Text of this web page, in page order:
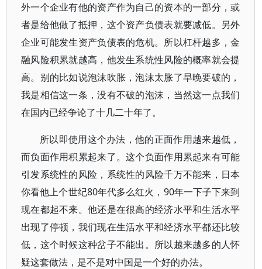
外一个企业有他的资产作为自己的资本的一部分，或
者是给他做了抵押，这个资产负债表就要减低。另外
企业可能发生资产负债表的危机。所以杠杆越多，金
融风险积累就越高，他发生系统性风险的概率就会提
高。别的比如说泡沫吹胀，泡沫太胀了早晚要破的，
我是相信这一条，没有不破的泡沫，当然这一点我们
在国内已经争论了十几二十年了。
所以即使用这个办法，他的正面作用越来越低，
而负面作用积累起来了。这个负面作用累起来有可能
引发系统性的风险，系统性的风险千万不能来，日本
你看他上个世纪80年代多么红火，90年一下子下来到
现在都起不来。他还是在很高的经济水平和生活水平
出现了停顿，我们现在生活水平和经济水平都还比较
低，这个时候这种岔子不能出。所以越来越多的人怀
疑这套做法，是不是对中国是一个好的办法。